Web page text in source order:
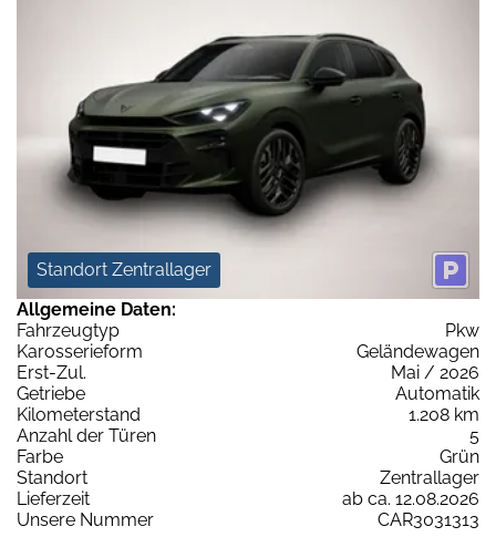
Standort Zentrallager
Allgemeine Daten:
Fahrzeugtyp
Pkw
Karosserieform
Geländewagen
Erst-Zul.
Mai / 2026
Getriebe
Automatik
Kilometerstand
1.208 km
Anzahl der Türen
5
Farbe
Grün
Standort
Zentrallager
Lieferzeit
ab ca. 12.08.2026
Unsere Nummer
CAR3031313